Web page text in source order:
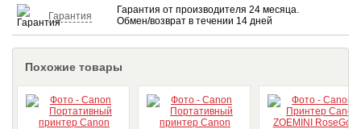
Гарантия
Гарантия от производителя 24 месяца.
Обмен/возврат в течении 14 дней
Похожие товары